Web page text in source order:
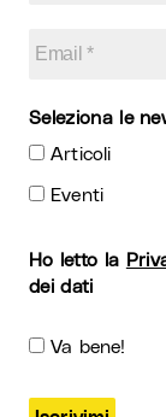
Seleziona le
Articoli
Eventi
Ho letto la
dei dati
Va bene!